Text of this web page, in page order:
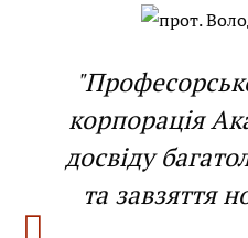
корпорація
досвіду
та завзяття